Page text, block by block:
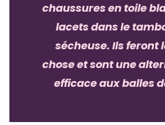
chaussures en toile
lacets dans le
sécheuse. Ils feront
chose et sont une
efficace aux balles